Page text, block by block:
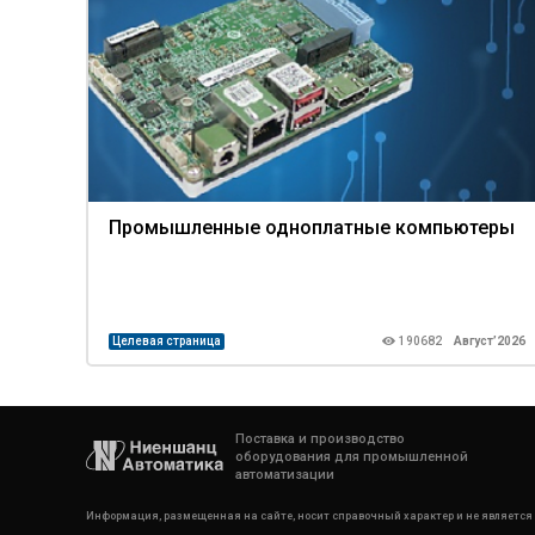
Промышленные одноплатные компьютеры
Целевая страница 190682 Август’2026
Поставка и производство
оборудования для промышленной
автоматизации
Информация, размещенная на сайте, носит справочный характер и не является